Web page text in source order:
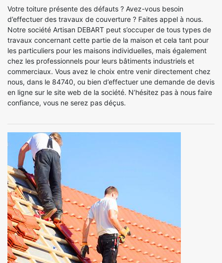
Votre toiture présente des défauts ? Avez-vous besoin
d’effectuer des travaux de couverture ? Faites appel à nous.
Notre société Artisan DEBART peut s’occuper de tous types de
travaux concernant cette partie de la maison et cela tant pour
les particuliers pour les maisons individuelles, mais également
chez les professionnels pour leurs bâtiments industriels et
commerciaux. Vous avez le choix entre venir directement chez
nous, dans le 84740, ou bien d’effectuer une demande de devis
en ligne sur le site web de la société. N’hésitez pas à nous faire
confiance, vous ne serez pas déçus.